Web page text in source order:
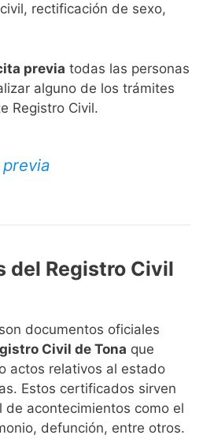
rectificación de sexo,
previa todas las personas
alguno de los trámites
Registro Civil.​
del Registro Civil
son documentos oficiales
Civil de Tona que
actos relativos al estado
Estos certificados sirven
de acontecimientos como el
defunción, entre otros.